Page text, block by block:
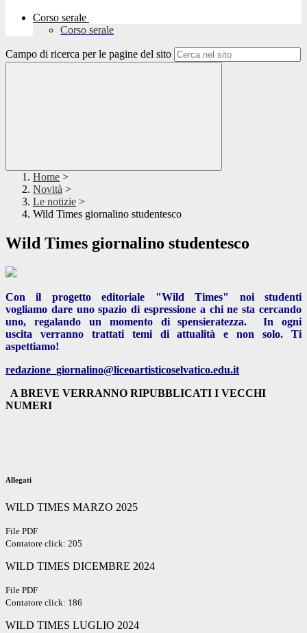
Corso serale
Corso serale
Campo di ricerca per le pagine del sito
Home >
Novità >
Le notizie >
Wild Times giornalino studentesco
Wild Times giornalino studentesco
Con il progetto editoriale "Wild Times" noi studenti
vogliamo dare uno spazio di espressione a chi ne sta cercando
uno, regalando un momento di spensieratezza. In ogni
uscita verranno trattati temi di attualità e non solo. Ti
aspettiamo!
redazione_giornalino@liceoartisticoselvatico.edu.it
A BREVE VERRANNO RIPUBBLICATI I VECCHI
NUMERI
Allegati
WILD TIMES MARZO 2025
File PDF
Contatore click: 205
WILD TIMES DICEMBRE 2024
File PDF
Contatore click: 186
WILD TIMES LUGLIO 2024